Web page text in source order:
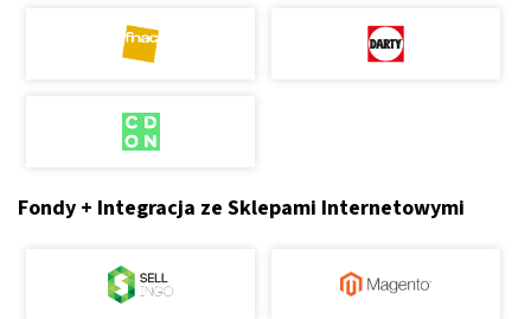
Fondy + Integracja ze Sklepami Internetowymi